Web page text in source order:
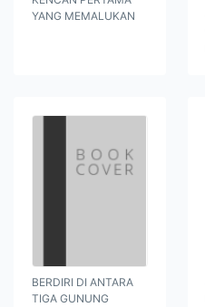
YANG MEMALUKAN
BERDIRI DI ANTARA
TIGA GUNUNG